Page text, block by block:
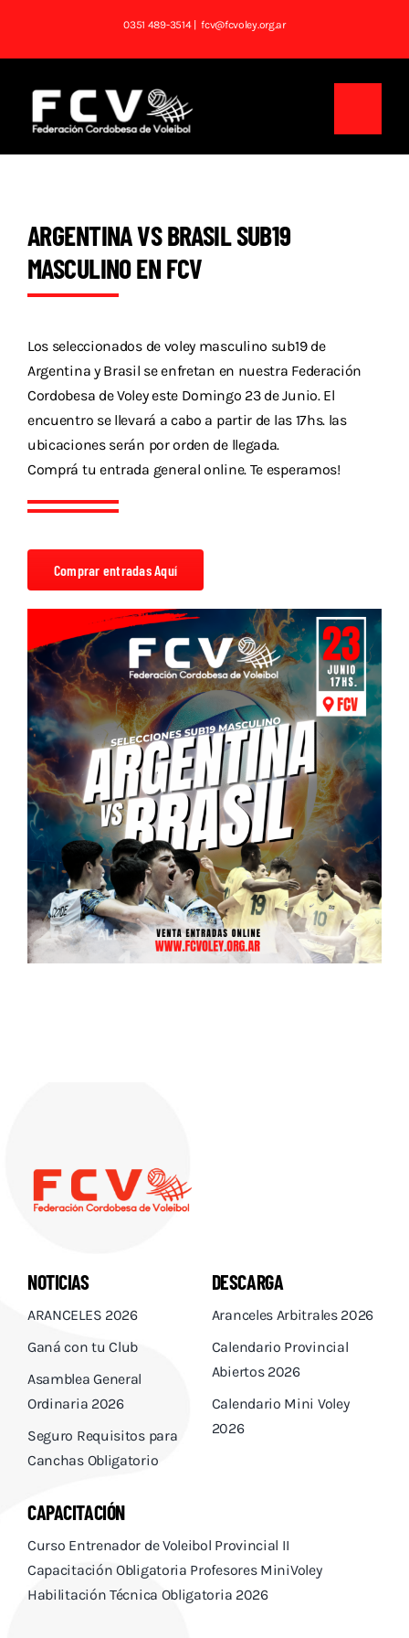
contenido
0351 489-3514| fcv@fcvoley.org.ar
Institucional
Noticias
Tablas
Descargas
Aranceles 2026
Capacitación
ARGENTINA VS BRASIL SUB19
MASCULINO EN FCV
Los seleccionados de voley masculino sub19 de
Argentina y Brasil se enfretan en nuestra Federación
Cordobesa de Voley este Domingo 23 de Junio. El
encuentro se llevará a cabo a partir de las 17hs. las
ubicaciones serán por orden de llegada.
Comprá tu entrada general online. Te esperamos!
Comprar entradas Aquí
NOTICIAS
ARANCELES 2026
Ganá con tu Club
Asamblea General
Ordinaria 2026
Seguro Requisitos para
Canchas Obligatorio
DESCARGA
Aranceles Arbitrales 2026
Calendario Provincial
Abiertos 2026
Calendario Mini Voley
2026
CAPACITACIÓN
Curso Entrenador de Voleibol Provincial II
Capacitación Obligatoria Profesores MiniVoley
Habilitación Técnica Obligatoria 2026